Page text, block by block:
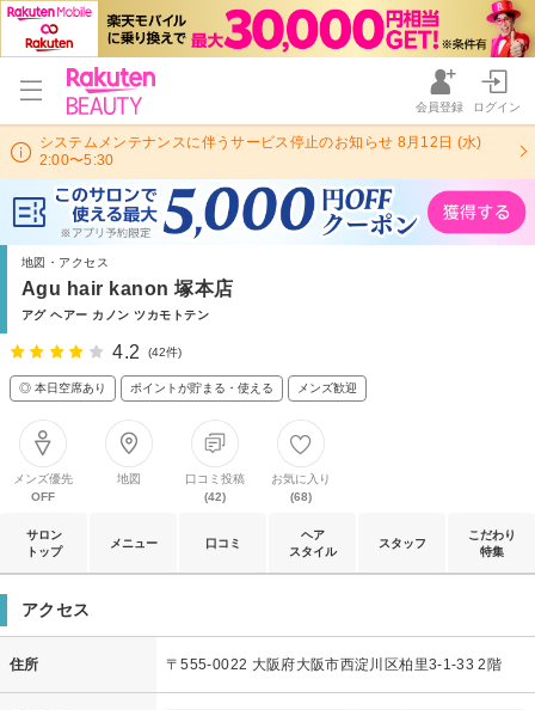
会員登録 ログイン
システムメンテナンスに伴うサービス停止のお知らせ 8月12日 (水)
2:00〜5:30
地図・アクセス
Agu hair kanon 塚本店
アグ ヘアー カノン ツカモトテン
4.2 (42件)
◎ 本日空席あり ポイントが貯まる・使える メンズ歓迎
メンズ優先
OFF
地図
口コミ投稿
(42)
お気に入り
(68)
サロン
トップ
メニュー 口コミ
ヘア
スタイル
スタッフ
こだわり
特集
アクセス
住所 〒555-0022 大阪府大阪市西淀川区柏里3-1-33 2階